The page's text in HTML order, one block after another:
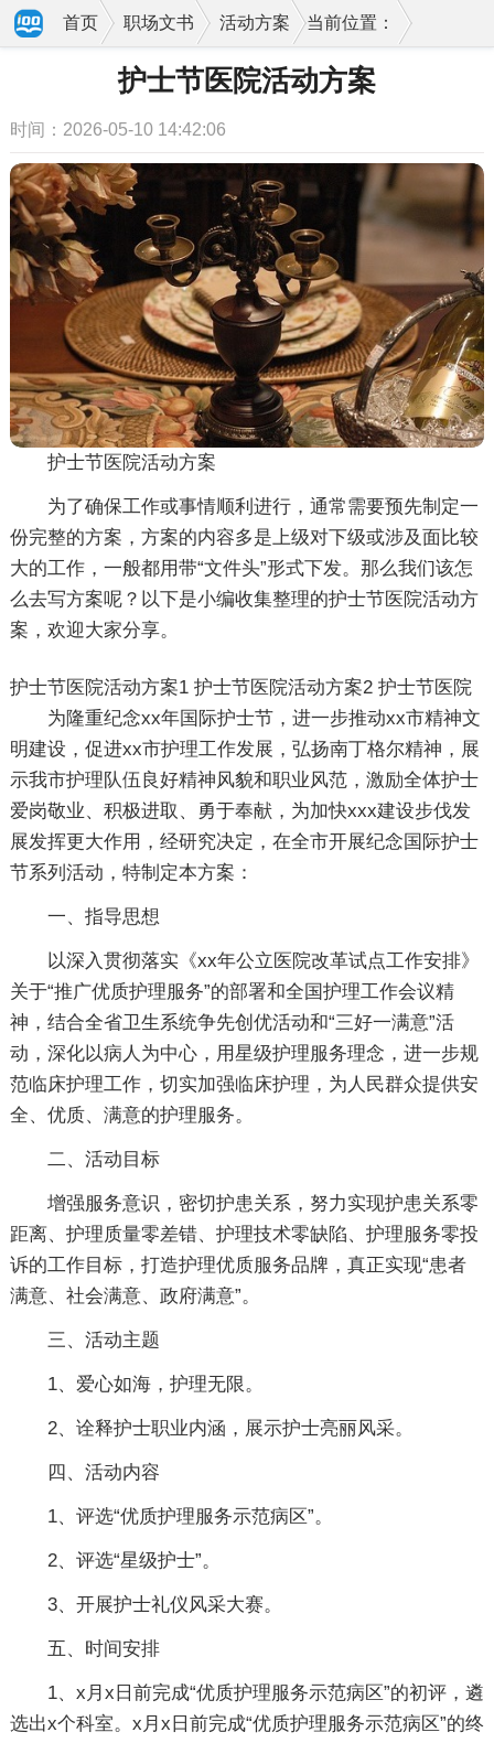
当前位置：
首页 职场文书 活动方案
护士节医院活动方案
时间：2026-05-10 14:42:06
护士节医院活动方案
为了确保工作或事情顺利进行，通常需要预先制定一
份完整的方案，方案的内容多是上级对下级或涉及面比较
大的工作，一般都用带“文件头”形式下发。那么我们该怎
么去写方案呢？以下是小编收集整理的护士节医院活动方
案，欢迎大家分享。
护士节医院活动方案1
为隆重纪念xx年国际护士节，进一步推动xx市精神文
明建设，促进xx市护理工作发展，弘扬南丁格尔精神，展
示我市护理队伍良好精神风貌和职业风范，激励全体护士
爱岗敬业、积极进取、勇于奉献，为加快xxx建设步伐发
展发挥更大作用，经研究决定，在全市开展纪念国际护士
节系列活动，特制定本方案：
一、指导思想
以深入贯彻落实《xx年公立医院改革试点工作安排》
关于“推广优质护理服务”的部署和全国护理工作会议精
神，结合全省卫生系统争先创优活动和“三好一满意”活
动，深化以病人为中心，用星级护理服务理念，进一步规
范临床护理工作，切实加强临床护理，为人民群众提供安
全、优质、满意的护理服务。
二、活动目标
增强服务意识，密切护患关系，努力实现护患关系零
距离、护理质量零差错、护理技术零缺陷、护理服务零投
诉的工作目标，打造护理优质服务品牌，真正实现“患者
满意、社会满意、政府满意”。
三、活动主题
1、爱心如海，护理无限。
2、诠释护士职业内涵，展示护士亮丽风采。
四、活动内容
1、评选“优质护理服务示范病区”。
2、评选“星级护士”。
3、开展护士礼仪风采大赛。
五、时间安排
1、x月x日前完成“优质护理服务示范病区”的初评，遴
选出x个科室。x月x日前完成“优质护理服务示范病区”的终
护士节医院活动方案2 护士节医院